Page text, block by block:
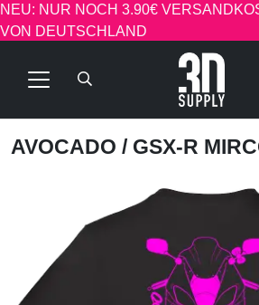
NEU: NUR NOCH 3.90€
VON DEUTSCHLAND
AVOCADO / GSX-R